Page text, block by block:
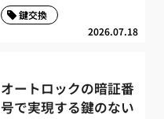
2026.07.18
鍵交換
オートロックの暗証番
号で実現する鍵のない